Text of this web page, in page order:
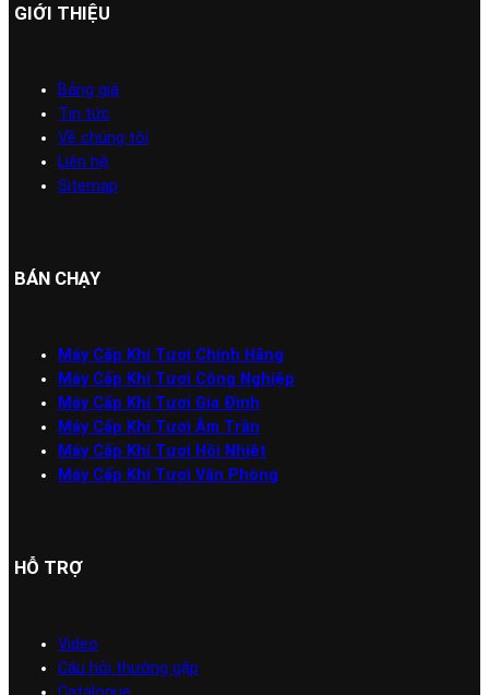
GIỚI THIỆU
Bảng giá
Tin tức
Về chúng tôi
Liên hệ
Sitemap
BÁN CHẠY
Máy Cấp Khí Tươi Chính Hãng
Máy Cấp Khí Tươi Công Nghiệp
Máy Cấp Khí Tươi Gia Đình
Máy Cấp Khí Tươi Âm Trần
Máy Cấp Khí Tươi Hồi Nhiệt
Máy Cấp Khí Tươi Văn Phòng
HỖ TRỢ
Video
Câu hỏi thường gặp